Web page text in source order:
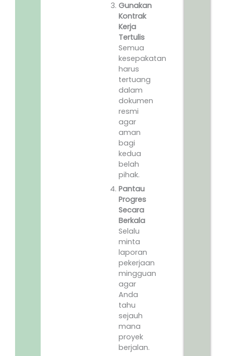
Gunakan
Kontrak
Kerja
Tertulis
Semua
kesepakatan
harus
tertuang
dalam
dokumen
resmi
agar
aman
bagi
kedua
belah
pihak.
Pantau
Progres
Secara
Berkala
Selalu
minta
laporan
pekerjaan
mingguan
agar
Anda
tahu
sejauh
mana
proyek
berjalan.